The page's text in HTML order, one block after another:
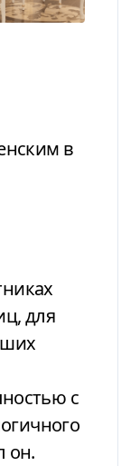
для
с
он.